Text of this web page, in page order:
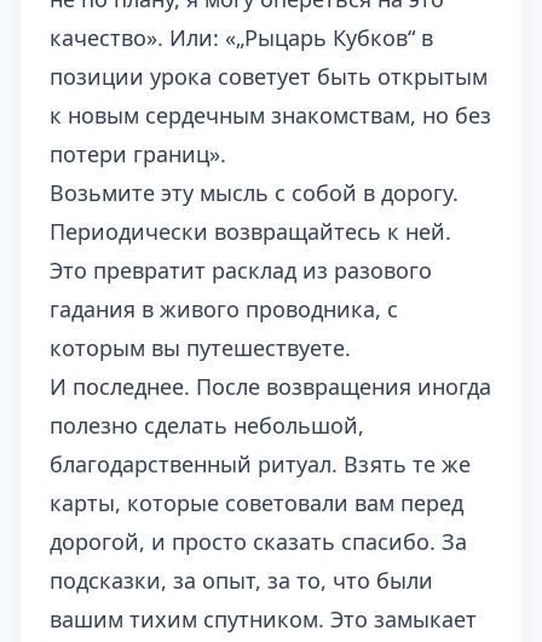
качество». Или: «„Рыцарь Кубков“ в
позиции урока советует быть открытым
к новым сердечным знакомствам, но без
потери границ».
Возьмите эту мысль с собой в дорогу.
Периодически возвращайтесь к ней.
Это превратит расклад из разового
гадания в живого проводника, с
которым вы путешествуете.
И последнее. После возвращения иногда
полезно сделать небольшой,
благодарственный ритуал. Взять те же
карты, которые советовали вам перед
дорогой, и просто сказать спасибо. За
подсказки, за опыт, за то, что были
вашим тихим спутником. Это замыкает